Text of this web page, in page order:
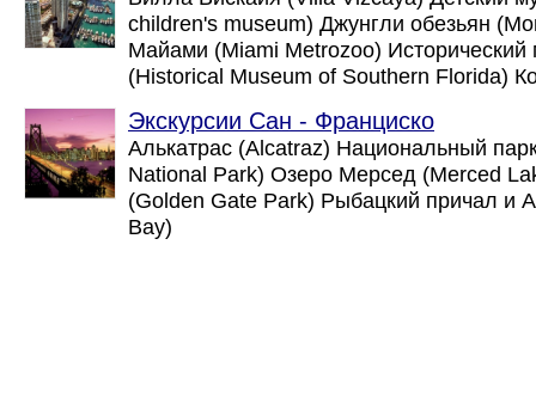
children's museum) Джунгли обезьян
Майами (Miami Metrozoo)
(Historical Museum of Southern Florida)
Экскурсии Сан - Франциско
Алькатрас (Alcatraz) Национальный
National Park) Озеро Мерсед (Merced
(Golden Gate Park) Рыбацкий причал и
Bay)